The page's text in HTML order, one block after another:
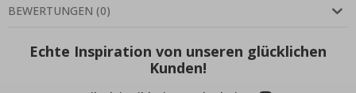
BEWERTUNGEN (0)
Echte Inspiration von unseren glücklichen
Kunden!